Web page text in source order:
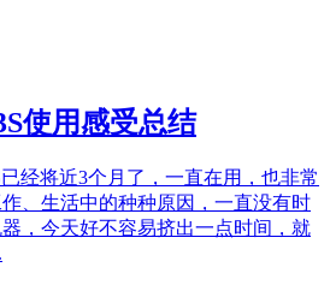
使用感受总结
经将近3个月了，一直在用，也非常
、生活中的种种原因，一直没有时
，今天好不容易挤出一点时间，就